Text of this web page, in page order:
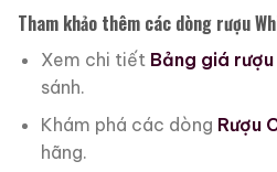
Tham khảo thêm các dòng rượu
Xem chi tiết Bảng giá
sánh.
Khám phá các dòng Rượu
hãng.